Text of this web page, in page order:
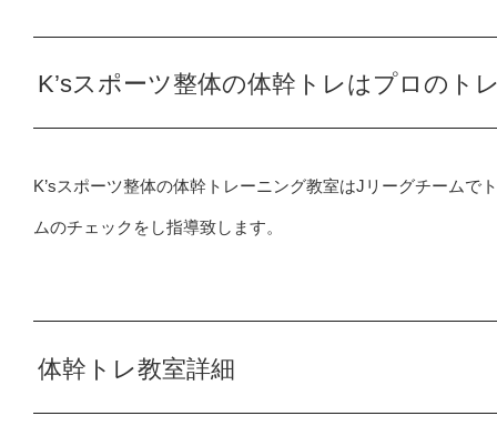
K’sスポーツ整体の体幹トレはプロのト
K’sスポーツ整体の体幹トレーニング教室はJリーグチーム
ムのチェックをし指導致します。
体幹トレ教室詳細